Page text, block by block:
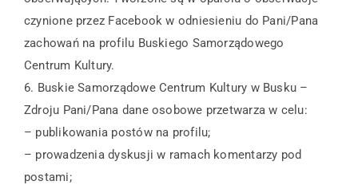
czynione przez Facebook w odniesieniu do Pani/Pana
zachowań na profilu Buskiego Samorządowego
Centrum Kultury.
6. Buskie Samorządowe Centrum Kultury w Busku –
Zdroju Pani/Pana dane osobowe przetwarza w celu:
– publikowania postów na profilu;
– prowadzenia dyskusji w ramach komentarzy pod
postami;